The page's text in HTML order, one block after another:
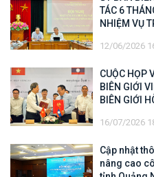
TÁC 6
NHIỆM VỤ
12/06/2026
CUỘC HỌP
BIÊN GIỚI
BIÊN GIỚI
16/07/2026
Cập nhật
nâng cao